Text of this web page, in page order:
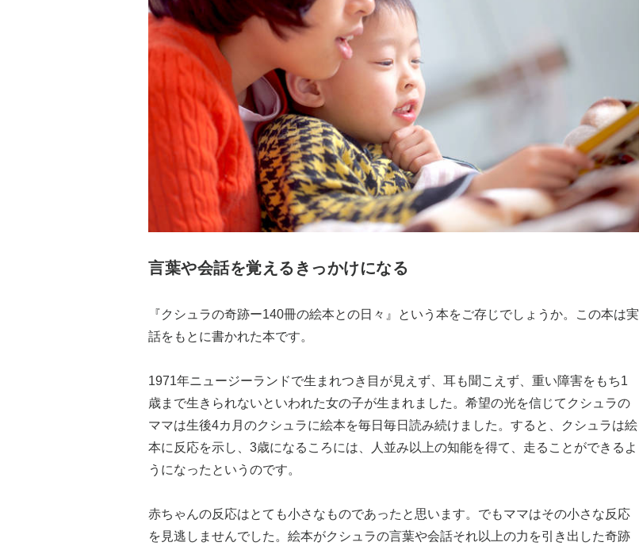
言葉や会話を覚えるきっかけになる
『クシュラの奇跡ー140冊の絵本との日々』という本をご存じでしょうか。この本は実
話をもとに書かれた本です。
1971年ニュージーランドで生まれつき目が見えず、耳も聞こえず、重い障害をもち1
歳まで生きられないといわれた女の子が生まれました。希望の光を信じてクシュラの
ママは生後4カ月のクシュラに絵本を毎日毎日読み続けました。すると、クシュラは絵
本に反応を示し、3歳になるころには、人並み以上の知能を得て、走ることができるよ
うになったというのです。
赤ちゃんの反応はとても小さなものであったと思います。でもママはその小さな反応
を見逃しませんでした。絵本がクシュラの言葉や会話それ以上の力を引き出した奇跡